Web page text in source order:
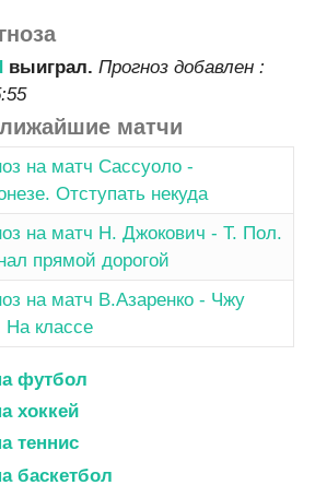
выиграл. Прогноз добавлен :
матчи
на матч Сассуоло -
Отступать некуда
на матч Н. Джокович - Т. Пол.
прямой дорогой
на матч В.Азаренко - Чжу
На классе
футбол
хоккей
теннис
баскетбол